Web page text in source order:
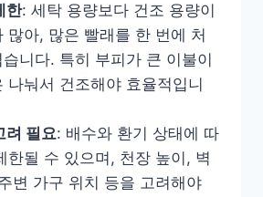
한: 세탁 용량보다 건조 용량이
많아, 많은 빨래를 한 번에 처
니다. 특히 부피가 큰 이불이
나눠서 건조해야 효율적입니
려 필요: 배수와 환기 상태에 따
한될 수 있으며, 천장 높이, 벽
변 가구 위치 등을 고려해야